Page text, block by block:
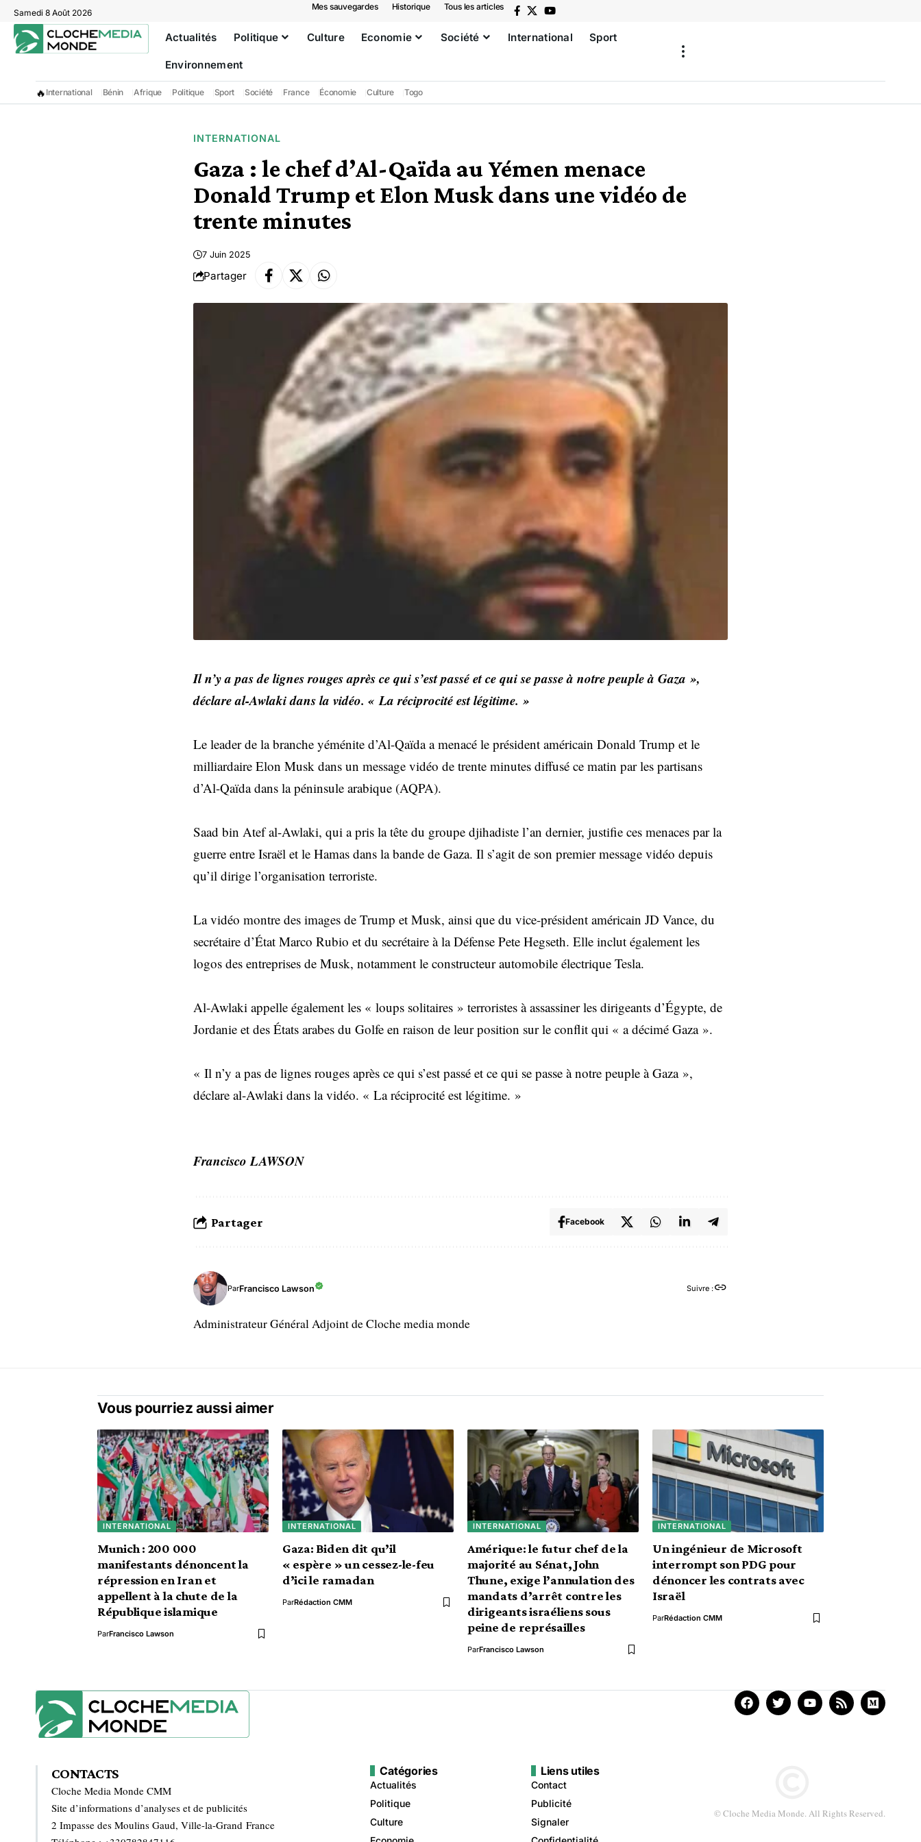
Samedi 8 Août 2026
Mes sauvegardes Historique Tous les articles
Actualités Politique Culture Economie Société International Sport
Environnement
🔥 International Bénin Afrique Politique Sport Société France Économie Culture Togo
INTERNATIONAL
Gaza : le chef d’Al-Qaïda au Yémen menace
Donald Trump et Elon Musk dans une vidéo de
trente minutes
7 Juin 2025
Partager
Il n’y a pas de lignes rouges après ce qui s’est passé et ce qui se passe à notre peuple à Gaza »,
déclare al-Awlaki dans la vidéo. « La réciprocité est légitime. »
Le leader de la branche yéménite d’Al-Qaïda a menacé le président américain Donald Trump et le
milliardaire Elon Musk dans un message vidéo de trente minutes diffusé ce matin par les partisans
d’Al-Qaïda dans la péninsule arabique (AQPA).
Saad bin Atef al-Awlaki, qui a pris la tête du groupe djihadiste l’an dernier, justifie ces menaces par la
guerre entre Israël et le Hamas dans la bande de Gaza. Il s’agit de son premier message vidéo depuis
qu’il dirige l’organisation terroriste.
La vidéo montre des images de Trump et Musk, ainsi que du vice-président américain JD Vance, du
secrétaire d’État Marco Rubio et du secrétaire à la Défense Pete Hegseth. Elle inclut également les
logos des entreprises de Musk, notamment le constructeur automobile électrique Tesla.
Al-Awlaki appelle également les « loups solitaires » terroristes à assassiner les dirigeants d’Égypte, de
Jordanie et des États arabes du Golfe en raison de leur position sur le conflit qui « a décimé Gaza ».
« Il n’y a pas de lignes rouges après ce qui s’est passé et ce qui se passe à notre peuple à Gaza »,
déclare al-Awlaki dans la vidéo. « La réciprocité est légitime. »
Francisco LAWSON
Partager Facebook
ParFrancisco Lawson Suivre :
Administrateur Général Adjoint de Cloche media monde
Vous pourriez aussi aimer
INTERNATIONAL
Munich : 200 000
manifestants dénoncent la
répression en Iran et
appellent à la chute de la
République islamique
ParFrancisco Lawson
INTERNATIONAL
Gaza: Biden dit qu’il
« espère » un cessez-le-feu
d’ici le ramadan
ParRédaction CMM
INTERNATIONAL
Amérique: le futur chef de la
majorité au Sénat, John
Thune, exige l’annulation des
mandats d’arrêt contre les
dirigeants israéliens sous
peine de représailles
ParFrancisco Lawson
INTERNATIONAL
Un ingénieur de Microsoft
interrompt son PDG pour
dénoncer les contrats avec
Israël
ParRédaction CMM
CONTACTS
Cloche Media Monde CMM
Site d’informations d’analyses et de publicités
2 Impasse des Moulins Gaud, Ville-la-Grand France
Catégories
Actualités
Politique
Culture
Liens utiles
Contact
Publicité
Signaler
© Cloche Media Monde. All Rights Reserved.